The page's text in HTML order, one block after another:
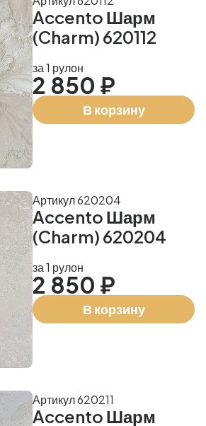
Accento Шарм
(Charm) 620112
за 1 рулон
2 850 ₽
В корзину
Accento Шарм
(Charm) 620204
Артикул 620204
за 1 рулон
2 850 ₽
В корзину
Accento Шарм
Артикул 620211